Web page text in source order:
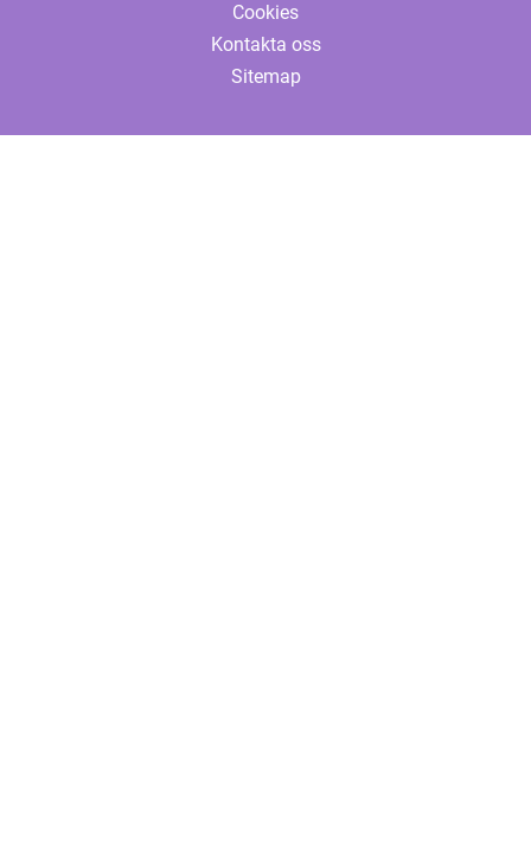
Cookies
Kontakta oss
Sitemap